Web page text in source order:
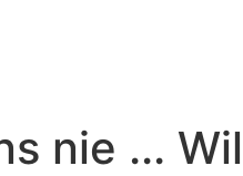
nie ...